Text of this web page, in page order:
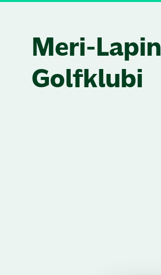
Skip to content
Meri-Lapin
Golfklubi